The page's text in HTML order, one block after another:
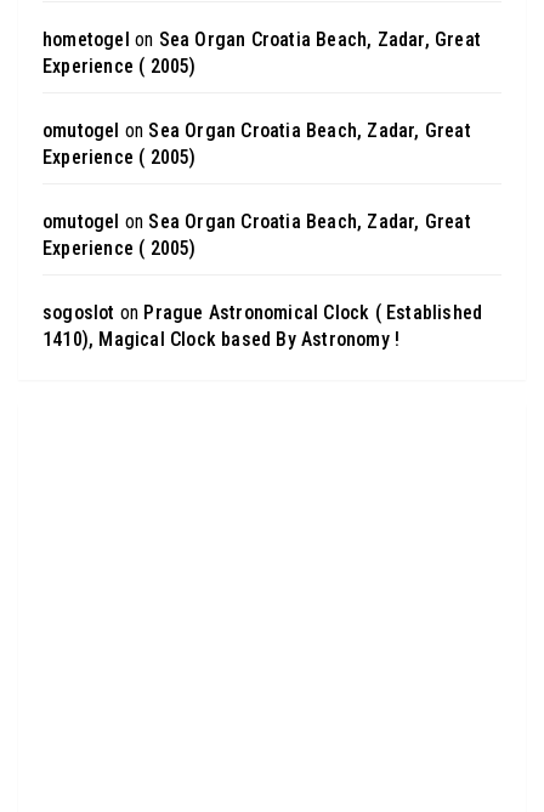
hometogel on Sea Organ Croatia Beach, Zadar, Great
Experience ( 2005)
omutogel on Sea Organ Croatia Beach, Zadar, Great
Experience ( 2005)
omutogel on Sea Organ Croatia Beach, Zadar, Great
Experience ( 2005)
sogoslot on Prague Astronomical Clock ( Established
1410), Magical Clock based By Astronomy !